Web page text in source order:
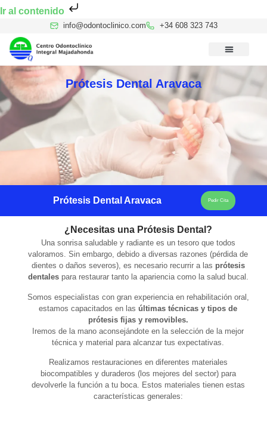
Ir al contenido
info@odontoclinico.com +34 608 323 743
Prótesis Dental Aravaca
Prótesis Dental Aravaca Pedir Cita
¿Necesitas una Prótesis Dental?
Una sonrisa saludable y radiante es un tesoro que todos
valoramos. Sin embargo, debido a diversas razones (pérdida de
dientes o daños severos), es necesario recurrir a las prótesis
dentales para restaurar tanto la apariencia como la salud bucal.
Somos especialistas con gran experiencia en rehabilitación oral,
estamos capacitados en las últimas técnicas y tipos de
prótesis fijas y removibles.
Iremos de la mano aconsejándote en la selección de la mejor
técnica y material para alcanzar tus expectativas.​
Realizamos restauraciones en diferentes materiales
biocompatibles y duraderos (los mejores del sector) para
devolverle la función a tu boca. Estos materiales tienen estas
características generales: